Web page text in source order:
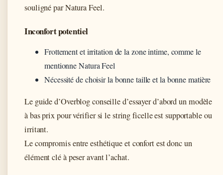
souligné par Natura Feel.
Inconfort potentiel
Frottement et irritation de la zone intime, comme le
mentionne Natura Feel
Nécessité de choisir la bonne taille et la bonne matière
Le guide d’Overblog conseille d’essayer d’abord un modèle
à bas prix pour vérifier si le string ficelle est supportable ou
irritant.
Le compromis entre esthétique et confort est donc un
élément clé à peser avant l’achat.